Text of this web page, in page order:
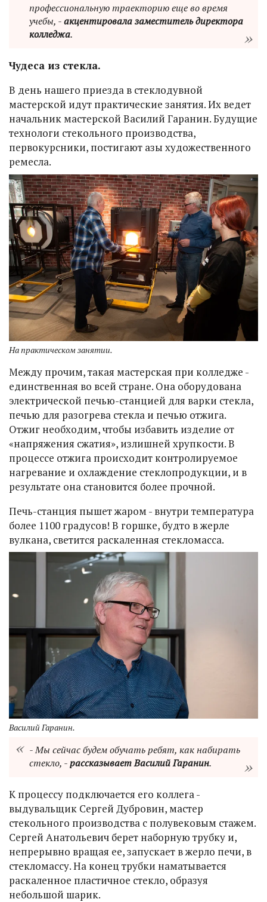
профессиональную траекторию еще во время
учебы, -акцентировала заместитель директора
колледжа.
Чудеса из стекла.
В день нашего приезда в стеклодувной
мастерской идут практические занятия. Их ведет
начальник мастерской Василий Гаранин. Будущие
технологи стекольного производства,
первокурсники, постигают азы художественного
ремесла.
На практическом занятии.
Между прочим, такая мастерская при колледже -
единственная во всей стране. Она оборудована
электрической печью-станцией для варки стекла,
печью для разогрева стекла и печью отжига.
Отжиг необходим, чтобы избавить изделие от
«напряжения сжатия», излишней хрупкости. В
процессе отжига происходит контролируемое
нагревание и охлаждение стеклопродукции, и в
результате она становится более прочной.
Печь-станция пышет жаром - внутри температура
более 1100 градусов! В горшке, будто в жерле
вулкана, светится раскаленная стекломасса.
Василий Гаранин.
- Мы сейчас будем обучать ребят, как набирать
стекло, -рассказывает Василий Гаранин.
К процессу подключается его коллега -
выдувальщик Сергей Дубровин, мастер
стекольного производства с полувековым стажем.
Сергей Анатольевич берет наборную трубку и,
непрерывно вращая ее, запускает в жерло печи, в
стекломассу. На конец трубки наматывается
раскаленное пластичное стекло, образуя
небольшой шарик.